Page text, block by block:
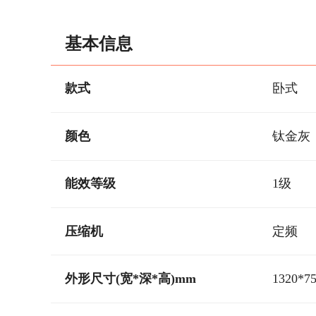
基本信息
款式 卧式
颜色 钛金灰
能效等级 1级
压缩机 定频
外形尺寸(宽*深*高)mm